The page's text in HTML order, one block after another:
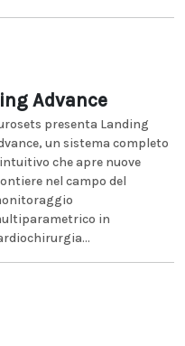
Advance
presenta Landing
un sistema completo
che apre nuove
nel campo del
in